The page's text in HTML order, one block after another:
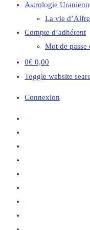
Astrologie
La vie
Compte d’adhérent
Mot de passe
0€ 0,00
Toggle website
Connexion